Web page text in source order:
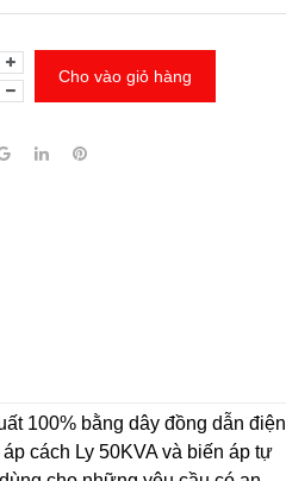
Cho vào giỏ hàng
100% bằng dây đồng dẫn điện
cách Ly 50KVA và biến áp tự